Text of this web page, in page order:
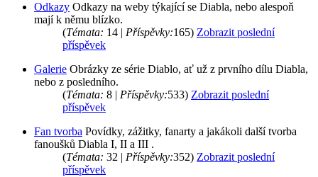
Odkazy Odkazy na weby týkající se Diabla, nebo alespoň
mají k němu blízko.
(Témata: 14 | Příspěvky:165) Zobrazit poslední
příspěvek
Galerie Obrázky ze série Diablo, ať už z prvního dílu Diabla,
nebo z posledního.
(Témata: 8 | Příspěvky:533) Zobrazit poslední
příspěvek
Fan tvorba Povídky, zážitky, fanarty a jakákoli další tvorba
fanoušků Diabla I, II a III .
(Témata: 32 | Příspěvky:352) Zobrazit poslední
příspěvek